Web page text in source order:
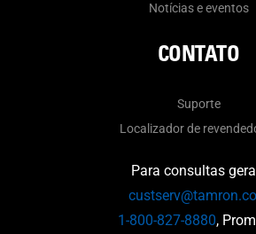
Notícias e eventos
CONTATO
Suporte
Localizador de
Para consultas
1-800-827-8880,